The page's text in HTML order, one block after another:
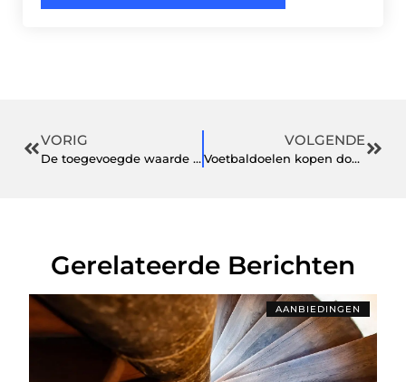
VORIG
De toegevoegde waarde van Assertiviteitstraining voor introverte mensen
VOLGENDE
Voetbaldoelen kopen doe je hier!
Gerelateerde Berichten
AANBIEDINGEN